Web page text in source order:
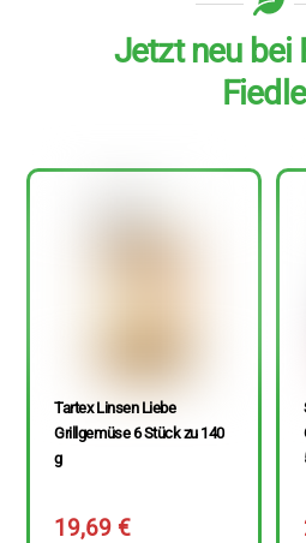
Jetzt neu bei
Tartex Linsen Liebe
Grillgemüse 6 Stück zu 140
g
19,69€